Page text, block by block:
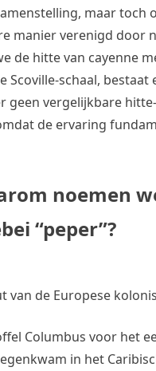
maar toch
manier verenigd door
de hitte van cayenne
Scoville-schaal, bestaat
geen vergelijkbare
de ervaring
noemen
“peper”?
van de Europese
Columbus voor het
in het